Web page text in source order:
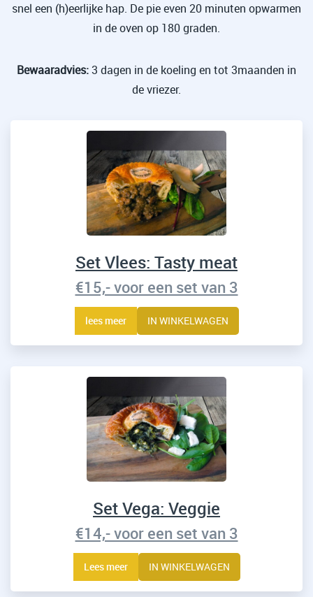
snel een (h)eerlijke hap. De pie even 20 minuten opwarmen
in de oven op 180 graden.
Bewaaradvies:3 dagen in de koeling en tot 3maanden in
de vriezer.
Set Vlees: Tasty meat
€15,- voor een set van 3
lees meer IN WINKELWAGEN
Set Vega: Veggie
€14,- voor een set van 3
Lees meer IN WINKELWAGEN